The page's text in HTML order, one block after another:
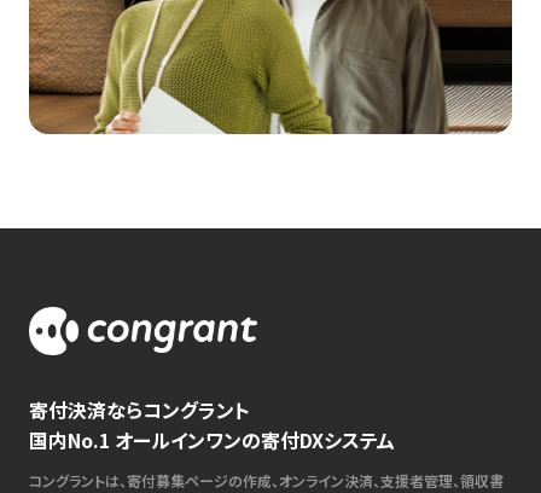
寄付決済ならコングラント
国内No.1 オールインワンの寄付DXシステム
コングラントは、寄付募集ページの作成、オンライン決済、支援者管理、領収書